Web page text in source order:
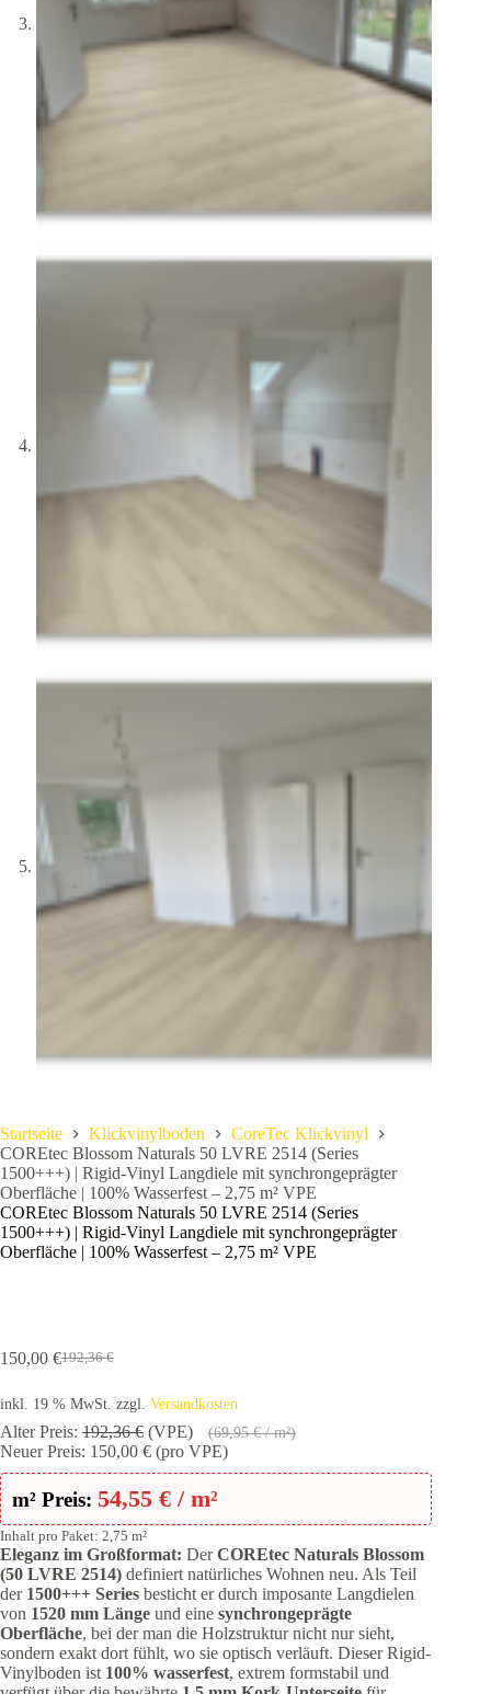
Startseite Klickvinylboden
CoreTec Klickvinyl
COREtec Blossom Naturals 50 LVRE 2514 (Series
1500+++) | Rigid-Vinyl Langdiele mit synchrongeprägter
Oberfläche | 100% Wasserfest – 2,75 m² VPE
COREtec Blossom Naturals 50 LVRE 2514 (Series
1500+++) | Rigid-Vinyl Langdiele mit synchrongeprägter
Oberfläche | 100% Wasserfest – 2,75 m² VPE
192,36€
Ursprünglicher
war:
192,36 €
150,00 €Aktueller
ist:
150,00 €.
inkl. 19 % MwSt. zzgl. Versandkosten
Alter Preis: 192,36€ (VPE) (69,95€/ m²)
Neuer Preis: 150,00 € (pro VPE)
m² Preis: 54,55 € / m²
Inhalt pro Paket: 2,75 m²
Eleganz im Großformat: DerCOREtec Naturals Blossom
(50 LVRE 2514) definiert natürliches Wohnen neu. Als Teil
der 1500+++ Series besticht er durch imposante Langdielen
von 1520 mm Länge und eine synchrongeprägte
Oberfläche, bei der man die Holzstruktur nicht nur sieht,
sondern exakt dort fühlt, wo sie optisch verläuft. Dieser Rigid-
Vinylboden ist 100% wasserfest, extrem formstabil und